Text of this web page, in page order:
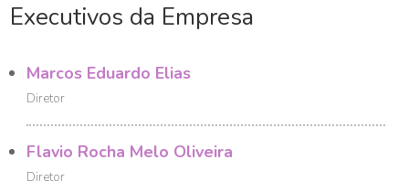
Executivos da Empresa
Marcos Eduardo Elias
Diretor
Flavio Rocha Melo Oliveira
Diretor